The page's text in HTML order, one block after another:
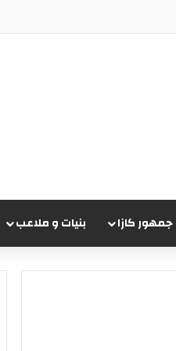
جمهور كازا بنيات و ملاعب